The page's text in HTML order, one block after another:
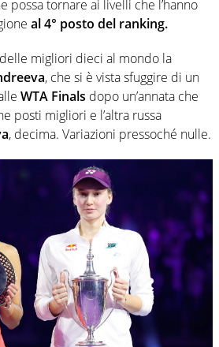
possa tornare ai livelli che l’hanno
al 4° posto del ranking.
migliori dieci al mondo la
, che si è vista sfuggire di un
WTA Finals dopo un’annata che
posti migliori e l’altra russa
, decima. Variazioni pressoché nulle.